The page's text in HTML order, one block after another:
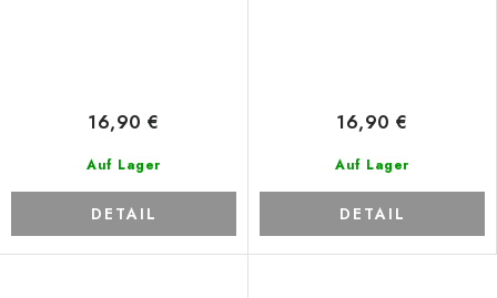
Auf Lager
16,90 €
DETAIL
Auf Lager
16,90 €
DETAIL